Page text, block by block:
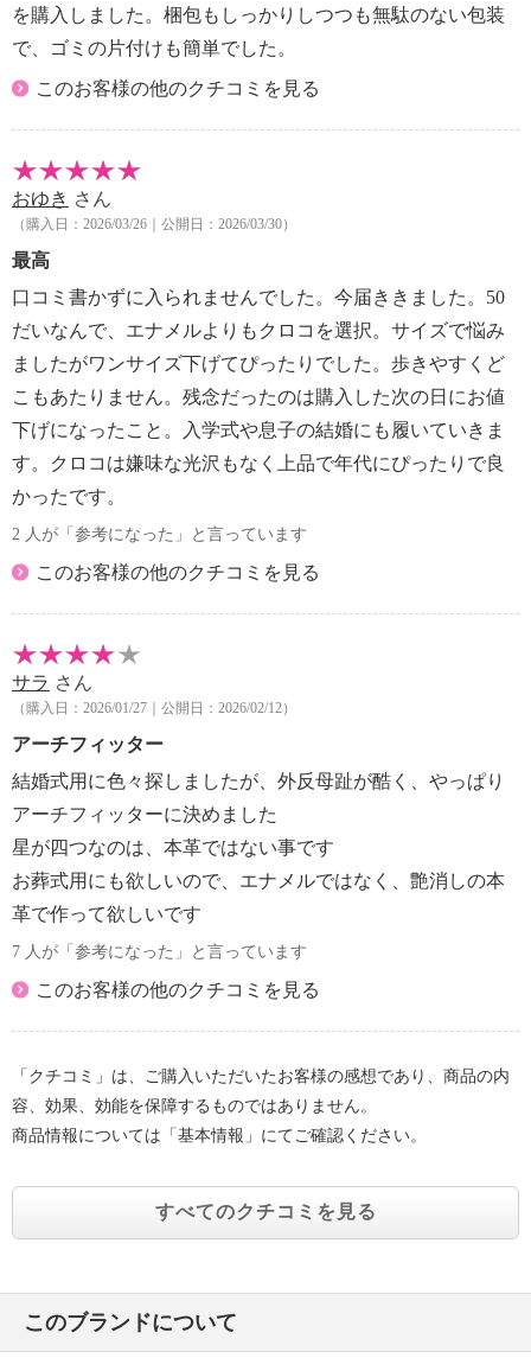
・腰椎椎間板ヘルニア、慢性腰痛等の腰に障害をお
持ちの方や治療中の方
・製品が触れる部分に、傷、腫れもの、湿疹等の異
常がある方
【同梱書類】
・取扱説明書
・取扱い上の注意
【原産国（地）】
を購入しました。梱包もしっかりしつつも無駄のない包装
で、ゴミの片付けも簡単でした。
このお客様の他のクチコミを見る
おゆき さん
（購入日：2026/03/26｜公開日：2026/03/30）
最高
口コミ書かずに入られませんでした。今届ききました。50
だいなんで、エナメルよりもクロコを選択。サイズで悩み
ましたがワンサイズ下げてぴったりでした。歩きやすくど
こもあたりません。残念だったのは購入した次の日にお値
下げになったこと。入学式や息子の結婚にも履いていきま
す。クロコは嫌味な光沢もなく上品で年代にぴったりで良
かったです。
2 人が「参考になった」と言っています
このお客様の他のクチコミを見る
サラ さん
（購入日：2026/01/27｜公開日：2026/02/12）
アーチフィッター
結婚式用に色々探しましたが、外反母趾が酷く、やっぱり
アーチフィッターに決めました
星が四つなのは、本革ではない事です
お葬式用にも欲しいので、エナメルではなく、艶消しの本
革で作って欲しいです
7 人が「参考になった」と言っています
このお客様の他のクチコミを見る
「クチコミ」は、ご購入いただいたお客様の感想であり、商品の内
容、効果、効能を保障するものではありません。
商品情報については「基本情報」にてご確認ください。
すべてのクチコミを見る
このブランドについて